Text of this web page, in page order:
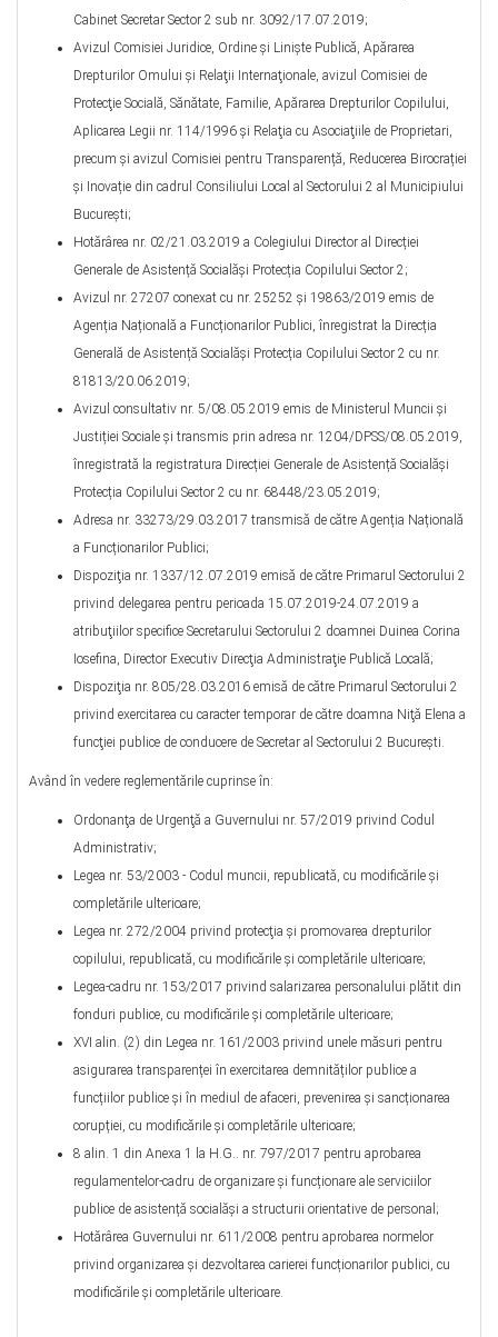
Cabinet Secretar Sector 2 sub nr. 3092/17.07.2019;
Avizul Comisiei Juridice, Ordine şi Linişte Publică, Apărarea
Drepturilor Omului şi Relaţii Internaţionale, avizul Comisiei de
Protecţie Socială, Sănătate, Familie, Apărarea Drepturilor Copilului,
Aplicarea Legii nr. 114/1996 şi Relaţia cu Asociaţiile de Proprietari,
precum şi avizul Comisiei pentru Transparență, Reducerea Birocrației
și Inovație din cadrul Consiliului Local al Sectorului 2 al Municipiului
Bucureşti;
Hotărârea nr. 02/21.03.2019 a Colegiului Director al Direcției
Generale de Asistență Socialăși Protecția Copilului Sector 2;
Avizul nr. 27207 conexat cu nr. 25252 și 19863/2019 emis de
Agenția Națională a Funcționarilor Publici, înregistrat la Direcția
Generală de Asistență Socialăși Protecția Copilului Sector 2 cu nr.
81813/20.06.2019;
Avizul consultativ nr. 5/08.05.2019 emis de Ministerul Muncii și
Justiției Sociale şi transmis prin adresa nr. 1204/DPSS/08.05.2019,
înregistrată la registratura Direcției Generale de Asistență Socialăși
Protecția Copilului Sector 2 cu nr. 68448/23.05.2019;
Adresa nr. 33273/29.03.2017 transmisă de către Agenția Națională
a Funcționarilor Publici;
Dispoziţia nr. 1337/12.07.2019 emisă de către Primarul Sectorului 2
privind delegarea pentru perioada 15.07.2019-24.07.2019 a
atribuţiilor specifice Secretarului Sectorului 2 doamnei Duinea Corina
Iosefina, Director Executiv Direcţia Administraţie Publică Locală;
Dispoziţia nr. 805/28.03.2016 emisă de către Primarul Sectorului 2
privind exercitarea cu caracter temporar de către doamna Niţă Elena a
funcţiei publice de conducere de Secretar al Sectorului 2 Bucureşti.
Având în vedere reglementările cuprinse în:
Ordonanţa de Urgenţă a Guvernului nr. 57/2019 privind Codul
Administrativ;
Legea nr. 53/2003 - Codul muncii, republicată, cu modificările și
completările ulterioare;
Legea nr. 272/2004 privind protecţia şi promovarea drepturilor
copilului, republicată, cu modificările și completările ulterioare;
Legea-cadru nr. 153/2017 privind salarizarea personalului plătit din
fonduri publice, cu modificările și completările ulterioare;
XVI alin. (2) din Legea nr. 161/2003 privind unele măsuri pentru
asigurarea transparenței în exercitarea demnităților publice a
funcțiilor publice și în mediul de afaceri, prevenirea și sancționarea
corupției, cu modificările și completările ulterioare;
8 alin. 1 din Anexa 1 la H.G.. nr. 797/2017 pentru aprobarea
regulamentelor-cadru de organizare și funcționare ale serviciilor
publice de asistență socialăși a structurii orientative de personal;
Hotărârea Guvernului nr. 611/2008 pentru aprobarea normelor
privind organizarea și dezvoltarea carierei funcționarilor publici, cu
modificările şi completările ulterioare.